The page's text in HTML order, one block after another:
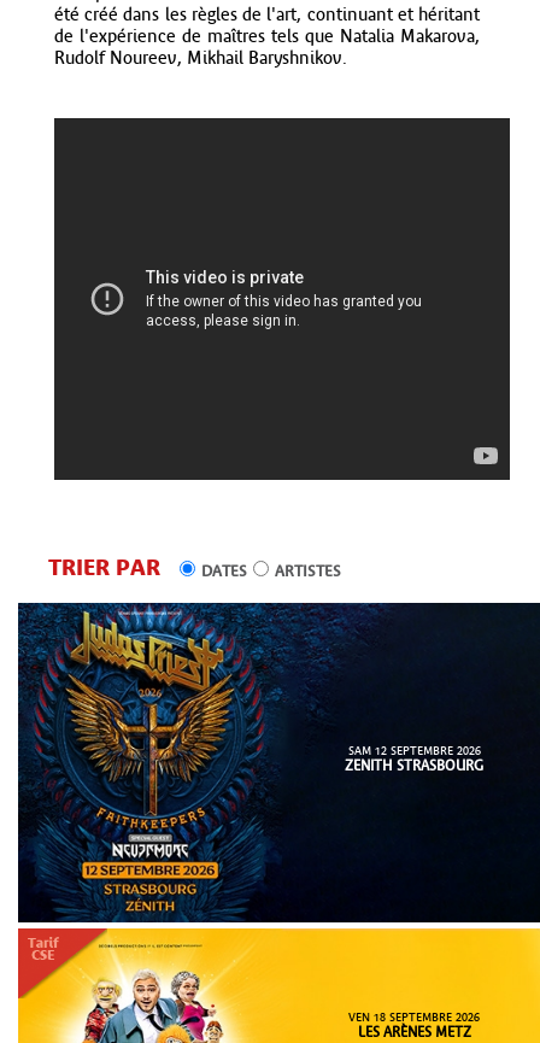
été créé dans les règles de l'art, continuant et héritant
de l'expérience de maîtres tels que Natalia Makarova,
Rudolf Noureev, Mikhail Baryshnikov.
TRIER PAR DATES ARTISTES
SAM 12 SEPTEMBRE 2026
ZENITH STRASBOURG
VEN 18 SEPTEMBRE 2026
LES ARÈNES METZ